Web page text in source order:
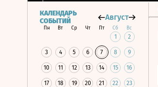
КАЛЕНДАРЬ
СОБЫТИЙ
Август
Пн Вт Ср Чт Пт Сб Вс
1 2
3 4 5 6 7 8 9
10 11 12 13 14 15 16
17 18 19 20 21 22 23